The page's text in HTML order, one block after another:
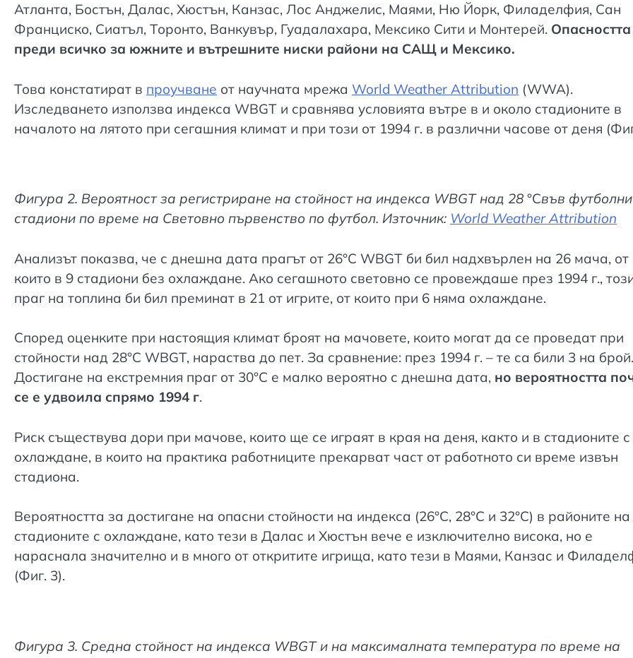
Атланта, Бостън, Далас, Хюстън, Канзас, Лос Анджелис, Маями, Ню Йорк, Филаделфия, Сан
Франциско, Сиатъл, Торонто, Ванкувър, Гуадалахара, Мексико Сити и Монтерей. Опасността
преди всичко за южните и вътрешните ниски райони на САЩ и Мексико.
Това констатират в проучване от научната мрежа World Weather Attribution (WWA).
Изследването използва индекса WBGT и сравнява условията вътре в и около стадионите в
началото на лятото при сегашния климат и при този от 1994 г. в различни часове от деня
Фигура 2. Вероятност за регистриране на стойност на индекса WBGT над 28 °Cвъв
стадиони по време на Световно първенство по футбол. Източник: World Weather Attribution
Анализът показва, че с днешна дата прагът от 26°C WBGT би бил надхвърлен на 26 мача, от
които в 9 стадиони без охлаждане. Ако сегашното световно се провеждаше през 1994 г.,
праг на топлина би бил преминат в 21 от игрите, от които при 6 няма охлаждане.
Според оценките при настоящия климат броят на мачовете, които могат да се проведат при
стойности над 28°C WBGT, нараства до пет. За сравнение: през 1994 г. – те са били 3 на брой.
Достигане на екстремния праг от 30°C е малко вероятно с днешна дата, но вероятността
се е удвоила спрямо 1994 г.
Риск съществува дори при мачове, които ще се играят в края на деня, както и в стадионите с
охлаждане, в които на практика работниците прекарват част от работното си време извън
стадиона.
Вероятността за достигане на опасни стойности на индекса (26°C, 28°C и 32°C) в районите на
стадионите с охлаждане, като тези в Далас и Хюстън вече е изключително висока, но е
нараснала значително и в много от откритите игрища, като тези в Маями, Канзас и
(Фиг. 3).
Фигура 3. Средна стойност на индекса WBGT и на максималната температура по време на